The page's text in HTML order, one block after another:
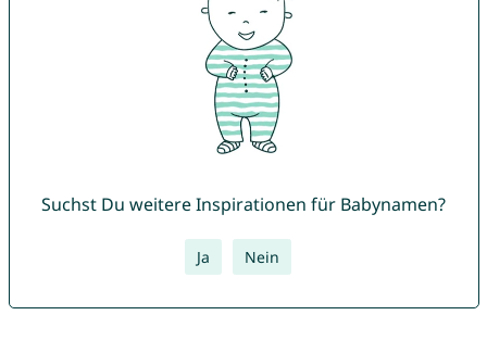
Suchst Du weitere Inspirationen für Babynamen?
Ja Nein